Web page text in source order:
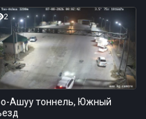
2
Ашуу тоннель, Южный